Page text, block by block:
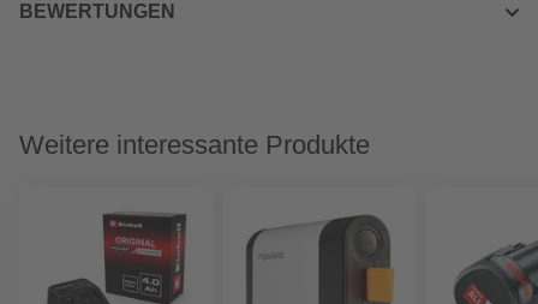
BEWERTUNGEN
Weitere interessante Produkte